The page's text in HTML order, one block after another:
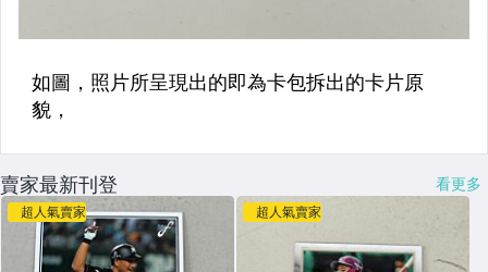
賣家最新刊登 看更多
超人氣賣家 超人氣賣家